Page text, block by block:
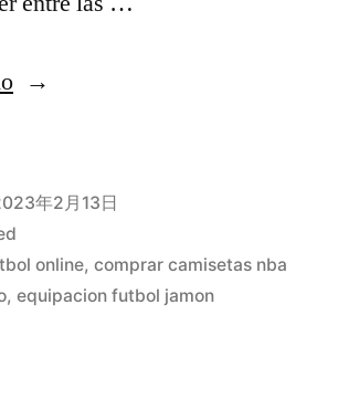
«camiseta
年2月13日
online, comprar camisetas nba
, equipacion futbol jamon